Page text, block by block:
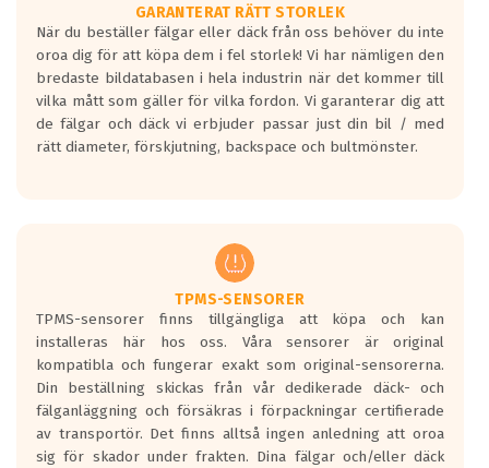
rullmotståndets ljud överträffa
motorljudet.
På däckmärkningen kommer det finnas
en symbol av ett däck med vågar. Hög
bullernivå markeras med svarta vågor
medans de vita vågorna påvisar om det är
ett tyst däck.
regelverket som introduceras år 2016.
Ett däck med två svarta vågor är redan
godkända för år 2016 nya regelverk.
Ett däck med en svart våg kommer vara
minst tre decibel tystare än det
regelverk som börjar gälla 2016.
GARANTERAT RÄTT STORLEK
När du beställer fälgar eller däck från oss behöver du inte
oroa dig för att köpa dem i fel storlek! Vi har nämligen den
bredaste bildatabasen i hela industrin när det kommer till
vilka mått som gäller för vilka fordon. Vi garanterar dig att
de fälgar och däck vi erbjuder passar just din bil / med
rätt diameter, förskjutning, backspace och bultmönster.
TPMS-SENSORER
TPMS-sensorer finns tillgängliga att köpa och kan
installeras här hos oss. Våra sensorer är original
kompatibla och fungerar exakt som original-sensorerna.
Din beställning skickas från vår dedikerade däck- och
fälganläggning och försäkras i förpackningar certifierade
av transportör. Det finns alltså ingen anledning att oroa
sig för skador under frakten. Dina fälgar och/eller däck